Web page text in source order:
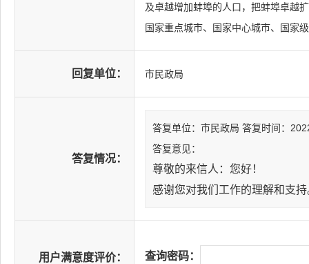
及卓越增加蚌埠的人口，把蚌埠卓越
国家重点城市、国家中心城市、国家
回复单位： 市民政局
答复情况：
答复单位：市民政局 答复时间：
答复意见：
尊敬的来信人：您好！
感谢您对我们工作的理解和支
用户满意度评价： 查询密码：